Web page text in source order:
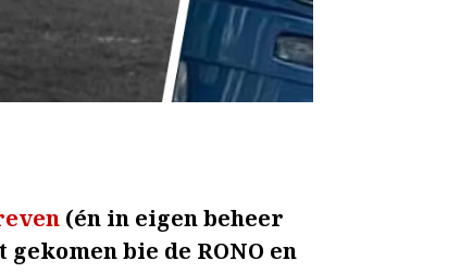
(én in eigen beheer
bie de RONO en